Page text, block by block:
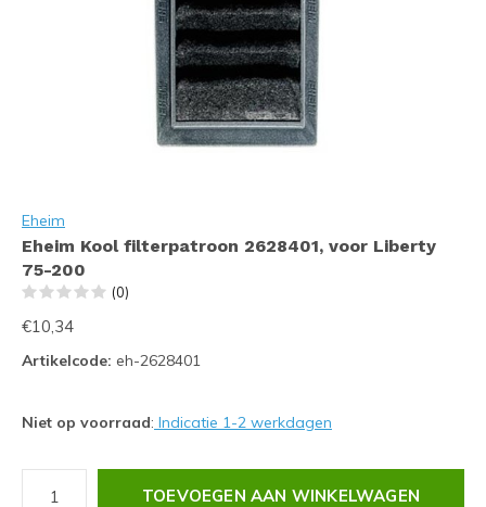
Eheim
Eheim Kool filterpatroon 2628401, voor Liberty
75-200
(0)
€10,34
Artikelcode: eh-2628401
Niet op voorraad: Indicatie 1-2 werkdagen
TOEVOEGEN AAN WINKELWAGEN